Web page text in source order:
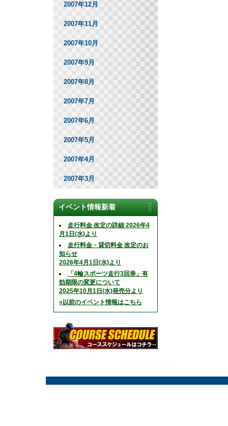
2007年12月
2007年11月
2007年10月
2007年9月
2007年8月
2007年7月
2007年6月
2007年5月
2007年4月
2007年3月
イベント情報新着
走行料金 改定の詳細 2026年4
月1日(水)より
走行料金・貸切料金 改定のお
知らせ
2026年4月1日(水)より
「4輪スポーツ走行3回券」有
効期限の変更について
2025年10月1日(水)発売分より
»以前のイベント情報はこちら